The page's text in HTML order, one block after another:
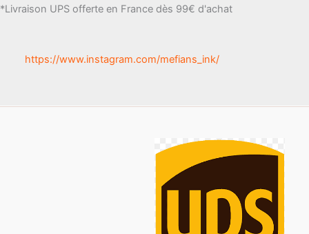
*Livraison UPS offerte en France dès 99€ d'achat
https://www.instagram.com/mefians_ink/